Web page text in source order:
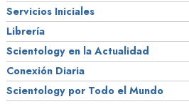
Servicios Iniciales
Librería
Scientology en la Actualidad
Conexión Diaria
Scientology por Todo el Mundo